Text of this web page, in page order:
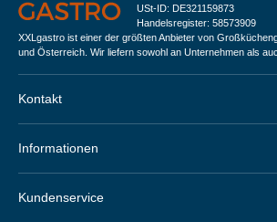
USt-ID: DE321159873
Handelsregister: 58573909
XXLgastro ist einer der größten Anbieter von
und Österreich. Wir liefern sowohl an Unternehmen als
Kontakt
Informationen
Kundenservice